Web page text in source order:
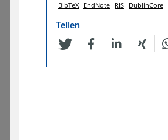
BibTeX EndNote RIS DublinCore
Teilen